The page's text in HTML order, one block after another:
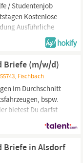
/ Studentenjob
Kostenlose
Ausführliche
die Zustellung Ein
gemäß
Deine Aufgaben als
Briefe (m/w/d)
Fischbach
im Durchschnitt
bspw.
bietest Du darfst
unterhalten Du bist
und
Post DHL Als
Briefe in Alsdorf